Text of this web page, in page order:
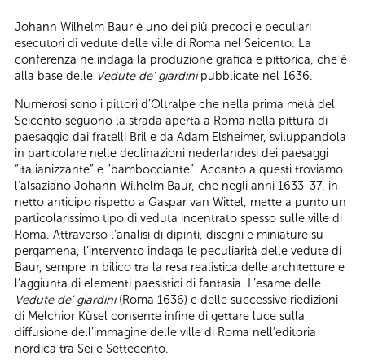
Johann Wilhelm Baur è uno dei più precoci e peculiari
esecutori di vedute delle ville di Roma nel Seicento. La
conferenza ne indaga la produzione grafica e pittorica, che è
alla base delle Vedute de’ giardinipubblicate nel 1636.
Numerosi sono i pittori d’Oltralpe che nella prima metà del
Seicento seguono la strada aperta a Roma nella pittura di
paesaggio dai fratelli Bril e da Adam Elsheimer, sviluppandola
in particolare nelle declinazioni nederlandesi dei paesaggi
“italianizzante” e “bambocciante”. Accanto a questi troviamo
l’alsaziano Johann Wilhelm Baur, che negli anni 1633-37, in
netto anticipo rispetto a Gaspar van Wittel, mette a punto un
particolarissimo tipo di veduta incentrato spesso sulle ville di
Roma. Attraverso l’analisi di dipinti, disegni e miniature su
pergamena, l’intervento indaga le peculiarità delle vedute di
Baur, sempre in bilico tra la resa realistica delle architetture e
l’aggiunta di elementi paesistici di fantasia. L’esame delle
Vedute de’ giardini(Roma 1636) e delle successive riedizioni
di Melchior Küsel consente infine di gettare luce sulla
diffusione dell’immagine delle ville di Roma nell’editoria
nordica tra Sei e Settecento.